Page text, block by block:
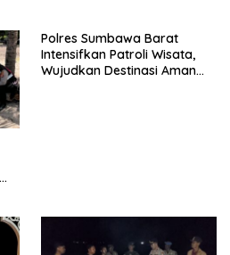
Polres Sumbawa Barat
Intensifkan Patroli Wisata,
Wujudkan Destinasi Aman